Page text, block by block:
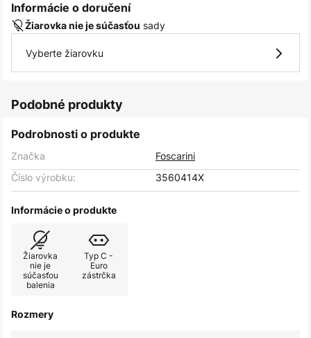
Informácie o doručení
Žiarovka nie je súčasťou sady
Vyberte žiarovku
Podobné produkty
Podrobnosti o produkte
Značka
Foscarini
Číslo výrobku:
3560414X
Informácie o produkte
Žiarovka
nie je
súčasťou
balenia
Typ C -
Euro
zástrčka
Rozmery